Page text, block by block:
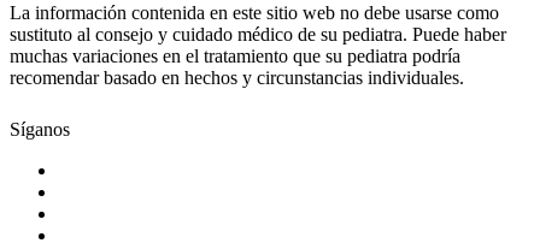
La información contenida en este sitio web no debe usarse como
sustituto al consejo y cuidado médico de su pediatra. Puede haber
muchas variaciones en el tratamiento que su pediatra podría
recomendar basado en hechos y circunstancias individuales.
Síganos